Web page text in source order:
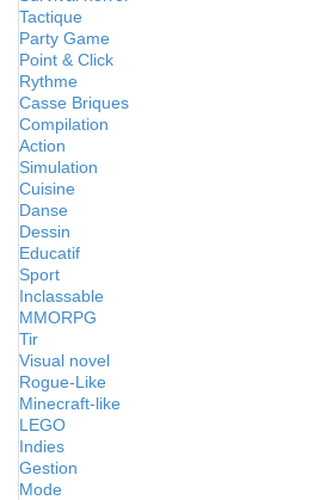
Tactique
Party Game
Point & Click
Rythme
Casse Briques
Compilation
Action
Simulation
Cuisine
Danse
Dessin
Educatif
Sport
Inclassable
MMORPG
Tir
Visual novel
Rogue-Like
Minecraft-like
LEGO
Indies
Gestion
Mode